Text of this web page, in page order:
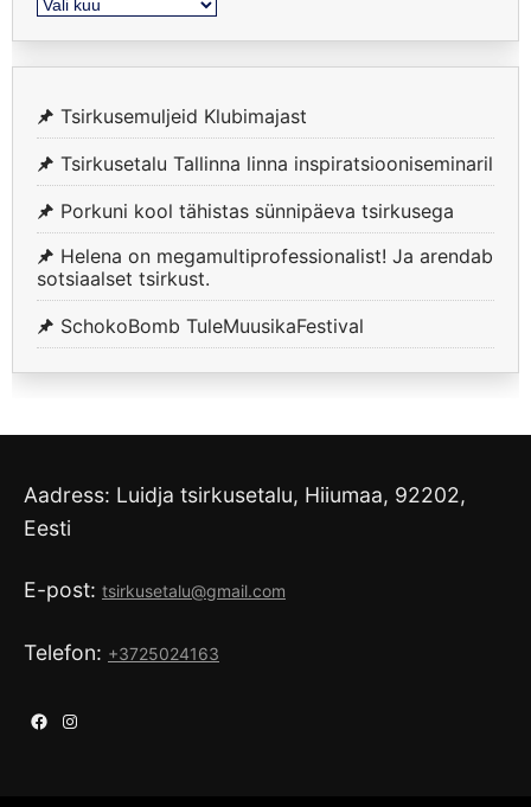
Tsirkusemuljeid Klubimajast
Tsirkusetalu Tallinna linna inspiratsiooniseminaril
Porkuni kool tähistas sünnipäeva tsirkusega
Helena on megamultiprofessionalist! Ja arendab
sotsiaalset tsirkust.
SchokoBomb TuleMuusikaFestival
Aadress: Luidja tsirkusetalu, Hiiumaa, 92202,
Eesti
E-post: tsirkusetalu@gmail.com
Telefon: +3725024163
Facebook